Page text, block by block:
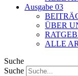
Ausgabe 03
ÜBER
ALLE
Suche
Suche